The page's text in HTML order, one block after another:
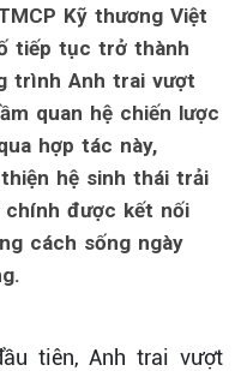
Kỹ thương Việt
tiếp tục trở thành
trình Anh trai vượt
quan hệ chiến lược
hợp tác này,
hệ sinh thái trải
chính được kết nối
cách sống ngày
tiên, Anh trai vượt